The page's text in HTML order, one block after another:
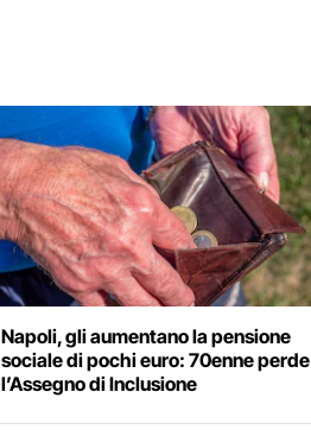
Napoli, gli aumentano la pensione
sociale di pochi euro: 70enne perde
l’Assegno di Inclusione